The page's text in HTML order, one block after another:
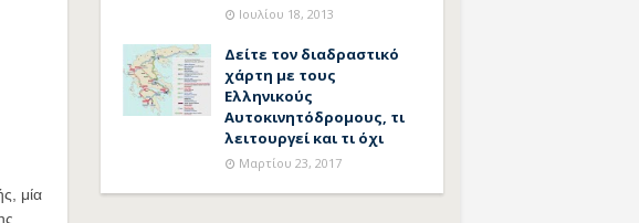
μία
Ιουλίου 18, 2013
Δείτε τον διαδραστικό
χάρτη με τους
Ελληνικούς
Αυτοκινητόδρομους, τι
λειτουργεί και τι όχι
Μαρτίου 23, 2017